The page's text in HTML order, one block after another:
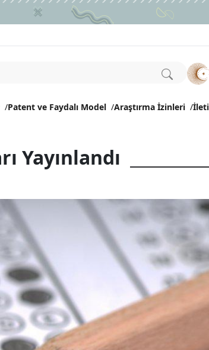
/Patent ve Faydalı Model /Araştırma İzinleri /
Yayınlandı